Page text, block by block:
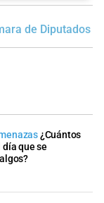
de Diputados
¿Cuántos
que se